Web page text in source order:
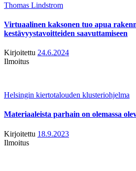
Thomas Lindstrom
Virtuaalinen kaksonen tuo apua
kestävyystavoitteiden saavuttamiseen
Kirjoitettu 24.6.2024
Ilmoitus
Helsingin kiertotalouden klusteriohjelma
Materiaaleista parhain on olemassa
Kirjoitettu 18.9.2023
Ilmoitus